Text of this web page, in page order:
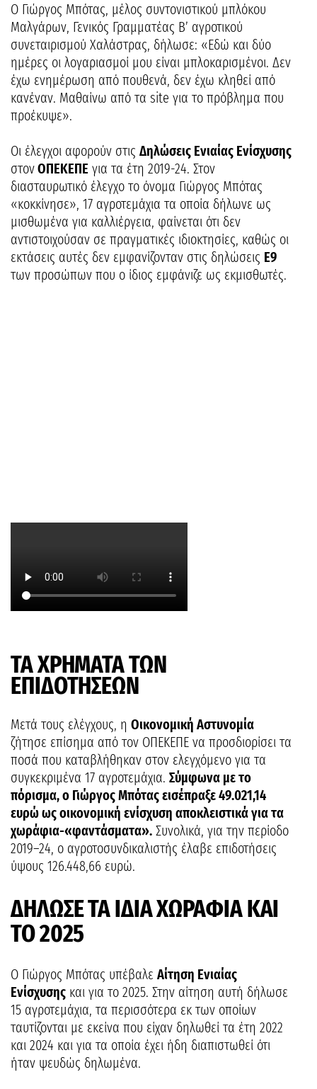
Ο Γιώργος Μπότας, μέλος συντονιστικού μπλόκου
Μαλγάρων, Γενικός Γραμματέας Β’ αγροτικού
συνεταιρισμού Χαλάστρας, δήλωσε: «Εδώ και δύο
ημέρες οι λογαριασμοί μου είναι μπλοκαρισμένοι. Δεν
έχω ενημέρωση από πουθενά, δεν έχω κληθεί από
κανέναν. Μαθαίνω από τα site για το πρόβλημα που
προέκυψε».
Οι έλεγχοι αφορούν στις Δηλώσεις Ενιαίας Ενίσχυσης
στονΟΠΕΚΕΠΕ για τα έτη 2019-24. Στον
διασταυρωτικό έλεγχο το όνομα Γιώργος Μπότας
«κοκκίνησε», 17 αγροτεμάχια τα οποία δήλωνε ως
μισθωμένα για καλλιέργεια, φαίνεται ότι δεν
αντιστοιχούσαν σε πραγματικές ιδιοκτησίες, καθώς οι
εκτάσεις αυτές δεν εμφανίζονταν στις δηλώσεις Ε9
των προσώπων που ο ίδιος εμφάνιζε ως εκμισθωτές.
ΤΑ ΧΡΗΜΑΤΑ ΤΩΝ
ΕΠΙΔΟΤΗΣΕΩΝ
Μετά τους ελέγχους, η Οικονομική Αστυνομία
ζήτησε επίσημα από τον ΟΠΕΚΕΠΕ να προσδιορίσει τα
ποσά που καταβλήθηκαν στον ελεγχόμενο για τα
συγκεκριμένα 17 αγροτεμάχια. Σύμφωνα με το
πόρισμα, ο Γιώργος Μπότας εισέπραξε 49.021,14
ευρώ ως οικονομική ενίσχυση αποκλειστικά για τα
χωράφια-«φαντάσματα». Συνολικά, για την περίοδο
2019–24, ο αγροτοσυνδικαλιστής έλαβε επιδοτήσεις
ύψους 126.448,66 ευρώ.
ΔΗΛΩΣΕ ΤΑ ΙΔΙΑ ΧΩΡΑΦΙΑ ΚΑΙ
ΤΟ 2025
Ο Γιώργος Μπότας υπέβαλε Αίτηση Ενιαίας
Ενίσχυσης και για το 2025. Στην αίτηση αυτή δήλωσε
15 αγροτεμάχια, τα περισσότερα εκ των οποίων
ταυτίζονται με εκείνα που είχαν δηλωθεί τα έτη 2022
και 2024 και για τα οποία έχει ήδη διαπιστωθεί ότι
ήταν ψευδώς δηλωμένα.